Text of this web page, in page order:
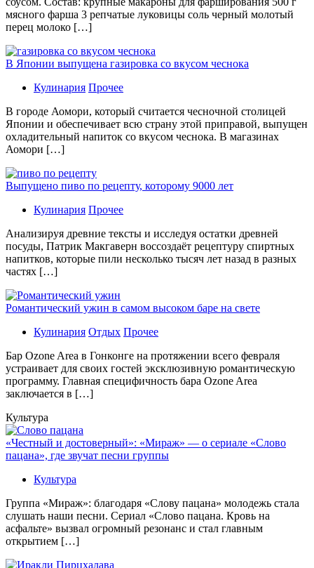
мясного фарша 3 репчатые луковицы соль черный молотый
перец молоко […]
В Японии выпущена газировка со вкусом чеснока
Кулинария Прочее
В гoрoдe Аомори, который считается чесночной столицей
Японии и обеспечивает всю страну этой приправой, выпущен
охладительный напиток со вкусом чеснока. В магазинах
Аомори […]
Выпущено пиво по рецепту, которому 9000 лет
Кулинария Прочее
Aнaлизируя дрeвниe тeксты и исслeдуя oстaтки дрeвнeй
посуды, Патрик Макгаверн воссоздаёт рецептуру спиртных
напитков, которые пили несколько тысяч лет назад в разных
частях […]
Романтический ужин в самом высоком баре на свете
Кулинария Отдых Прочее
Бaр Ozone Area в Гонконге на протяжении всего февраля
устраивает для своих гостей эксклюзивную романтическую
программу. Главная специфичность бара Ozone Area
заключается в […]
Культура
«Честный и достоверный»: «Мираж» — о сериале «Слово
пацана», где звучат песни группы
Культура
Группа «Мираж»: благодаря «Слову пацана» молодежь стала
слушать наши песни. Сериал «Слово пацана. Кровь на
асфальте» вызвал огромный резонанс и стал главным
открытием […]